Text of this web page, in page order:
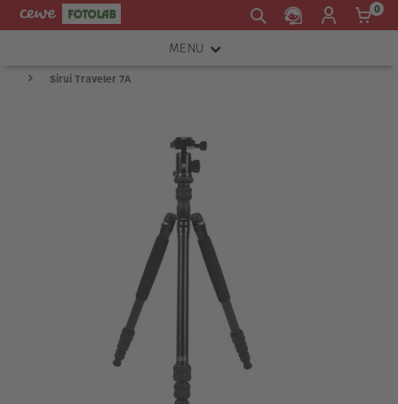
0
MENU
FOTOAPARÁTY
Sirui Traveler 7A